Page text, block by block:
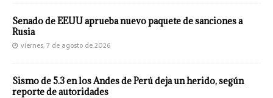
Senado de EEUU aprueba nuevo paquete de sanciones a
Rusia
viernes, 7 de agosto de 2026
Sismo de 5.3 en los Andes de Perú deja un herido, según
reporte de autoridades